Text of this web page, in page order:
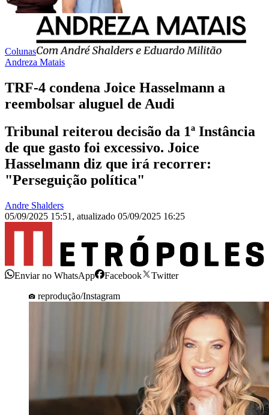
Colunas
Andreza Matais
TRF-4 condena Joice Hasselmann a
reembolsar aluguel de Audi
Tribunal reiterou decisão da 1ª Instância
de que gasto foi excessivo. Joice
Hasselmann diz que irá recorrer:
"Perseguição política"
Andre Shalders
05/09/2025 15:51 , atualizado 05/09/2025 16:25
Enviar no WhatsApp Facebook
Twitter
reprodução/Instagram